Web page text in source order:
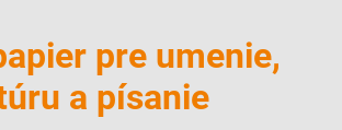
pre umenie,
a písanie